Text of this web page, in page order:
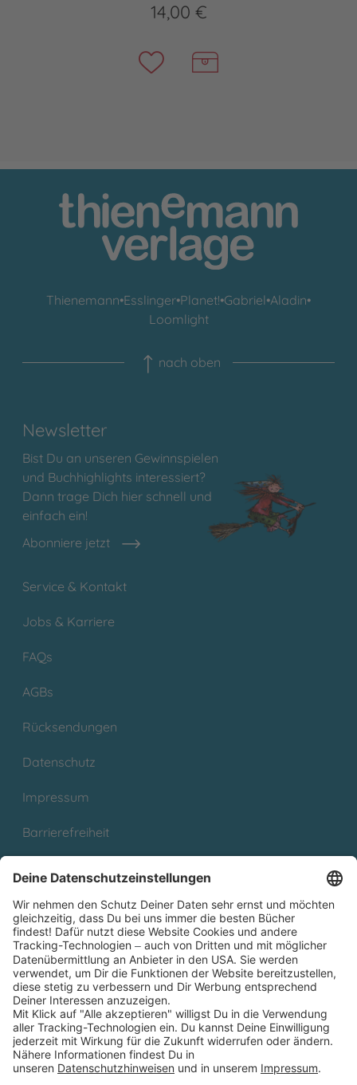
14,00 €
Thienemann•Esslinger•Planet!•Gabriel•Aladin•
Loomlight
nach oben
Newsletter
Bist Du an unseren Gewinnspielen
und Buchhighlights interessiert?
Dann trage Dich hier schnell und
einfach ein!
Abonniere jetzt
Service & Kontakt
Jobs & Karriere
FAQs
AGBs
Rücksendungen
Datenschutz
Impressum
Barrierefreiheit
Partnerprogramm (Affiliate)
Folge uns auf
* Versandkostenfrei ab 9,00 € Bestellwert innerhalb
Deutschlands
** Lieferzeit 1-3 Werktage innerhalb Deutschlands